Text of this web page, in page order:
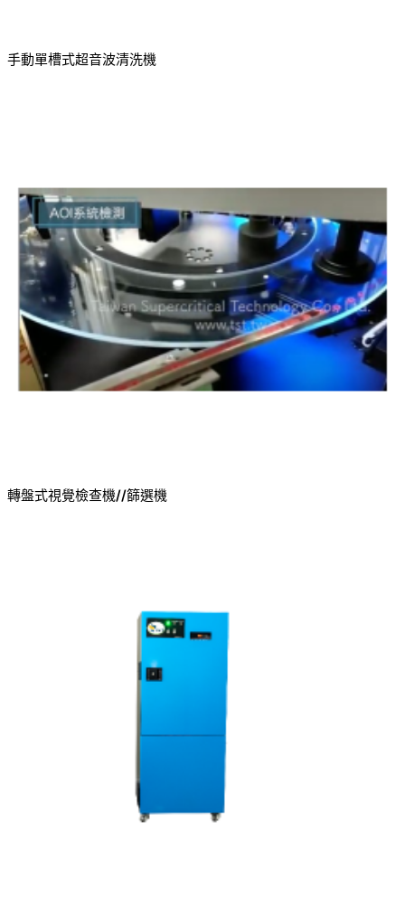
手動單槽式超音波清洗機
轉盤式視覺檢查機//篩選機